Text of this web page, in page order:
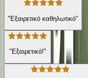
"Εξαιρετικό καθηλωτικό"
"Εξαιρετικό!"